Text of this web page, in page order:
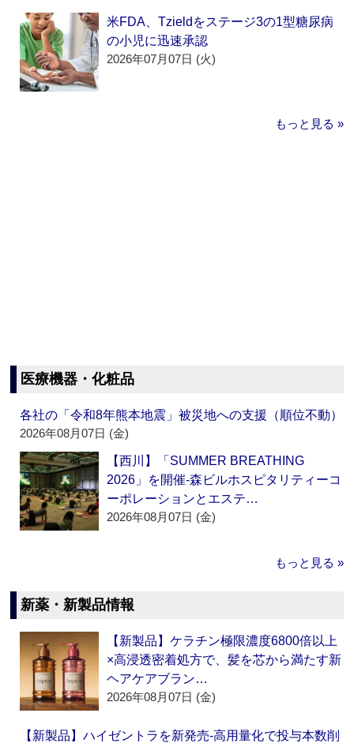
米FDA、Tzieldをステージ3の1型糖尿病
の小児に迅速承認
2026年07月07日 (火)
もっと見る »
医療機器・化粧品
各社の「令和8年熊本地震」被災地への支援（順位不動）
2026年08月07日 (金)
【西川】「SUMMER BREATHING
2026」を開催‐森ビルホスピタリティーコ
ーポレーションとエステ…
2026年08月07日 (金)
もっと見る »
新薬・新製品情報
【新製品】ケラチン極限濃度6800倍以上
×高浸透密着処方で、髪を芯から満たす新
ヘアケアブラン…
2026年08月07日 (金)
【新製品】ハイゼントラを新発売‐高用量化で投与本数削